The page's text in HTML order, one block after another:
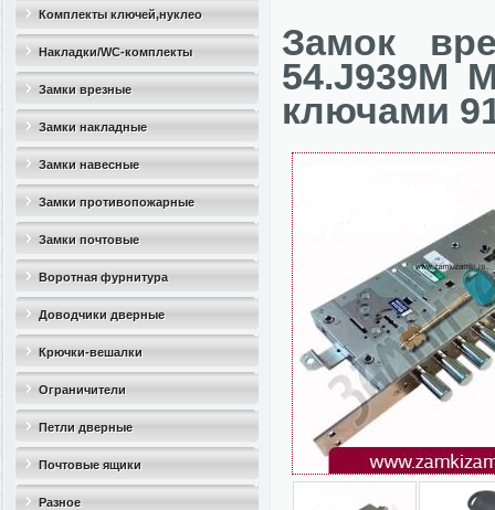
Комплекты ключей,нуклео
Накладки/WC-комплекты
Замки врезные
Замки накладные
Замки навесные
Замки противопожарные
Замки почтовые
Воротная фурнитура
Доводчики дверные
Крючки-вешалки
Ограничители
дверные(стопоры)
Петли дверные
Почтовые ящики
Разное
Замок
54.J939M
ключами